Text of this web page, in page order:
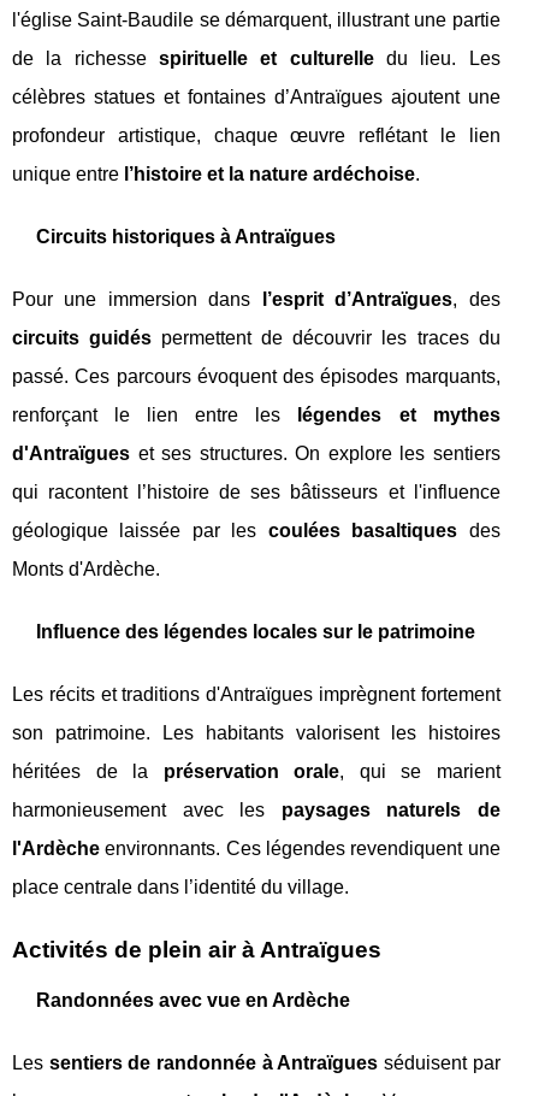
l'église Saint-Baudile se démarquent, illustrant une partie
de la richesse spirituelle et culturelledu lieu. Les
célèbres statues et fontaines d’Antraïgues ajoutent une
profondeur artistique, chaque œuvre reflétant le lien
unique entre l’histoire et la nature ardéchoise.
Circuits historiques à Antraïgues
Pour une immersion dans l’esprit d’Antraïgues, des
circuits guidés permettent de découvrir les traces du
passé. Ces parcours évoquent des épisodes marquants,
renforçant le lien entre les
légendes et mythes
d'Antraïgues et ses structures. On explore les sentiers
qui racontent l’histoire de ses bâtisseurs et l'influence
géologique laissée par les coulées basaltiques des
Monts d'Ardèche.
Influence des légendes locales sur le patrimoine
Les récits et traditions d'Antraïgues imprègnent fortement
son patrimoine. Les habitants valorisent les histoires
héritées de la préservation orale, qui se marient
harmonieusement avec les paysages naturels de
l'Ardèche environnants. Ces légendes revendiquent une
place centrale dans l’identité du village.
Activités de plein air à Antraïgues
Randonnées avec vue en Ardèche
Les sentiers de randonnée à Antraïgues séduisent par